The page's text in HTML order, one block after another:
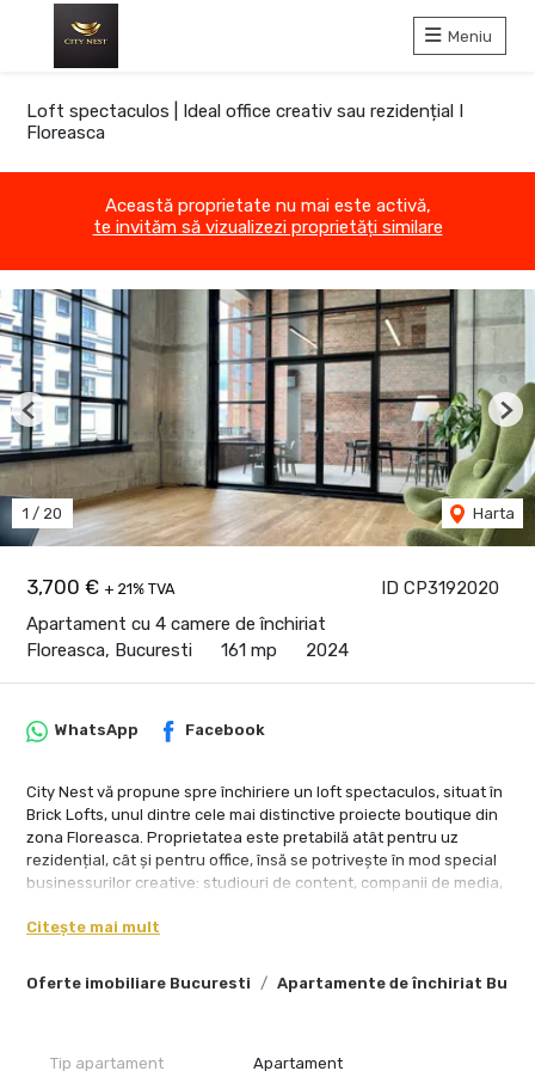
Meniu
Loft spectaculos | Ideal office creativ sau rezidențial I
Floreasca
Această proprietate nu mai este activă,
te invităm să vizualizezi proprietăți similare
ID CP3192020
3,700 € + 21% TVA
Apartament cu 4 camere de închiriat
Floreasca, Bucuresti
161 mp 2024
1 / 20 Harta
Previous
Oferte imobiliare Bucuresti Apartamente de închiriat
WhatsApp Facebook
City Nest vă propune spre închiriere un loft spectaculos, situat în
Brick Lofts, unul dintre cele mai distinctive proiecte boutique din
zona Floreasca. Proprietatea este pretabilă atât pentru uz
rezidențial, cât și pentru office, însă se potrivește în mod special
businessurilor creative: studiouri de content, companii de media,
showroom privat.
161 mp, completată de o terasă generoasă de 40 mp. Zona de
contemporană, greu de găsit în spațiile clasice de birouri.
Citește mai mult
Tip apartament Apartament